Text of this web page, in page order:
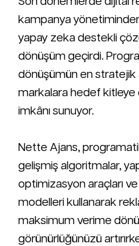
kampanya
yapay zeka destekli
dönüşüm geçirdi.
dönüşümün en stratejik
markalara hedef kitleye
imkânı sunuyor.
Nette Ajans,
gelişmiş algoritmalar,
optimizasyon araçları ve
modelleri kullanarak
maksimum verime
görünürlüğünüzü